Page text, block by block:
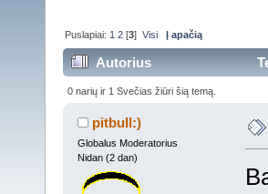
Puslapiai: 1 2 [3]Visi Į apačią
Autorius
0 narių ir 1 Svečias žiūri šią temą.
pitbull:)
Globalus Moderatorius
Nidan (2 dan)